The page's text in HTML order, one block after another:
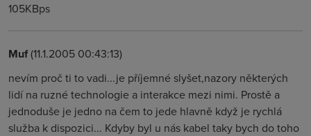
105KBps
Muf(11.1.2005 00:43:13)
nevím proč ti to vadi...je příjemné slyšet,nazory některých
lidí na ruzné technologie a interakce mezi nimi. Prostě a
jednoduše je jedno na čem to jede hlavně když je rychlá
služba k dispozici... Kdyby byl u nás kabel taky bych do toho